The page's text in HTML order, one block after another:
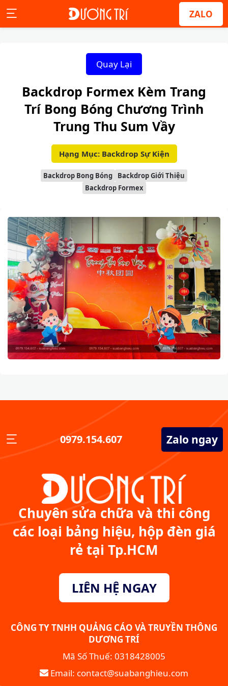
ZALO
Quay Lại
Backdrop Formex Kèm Trang
Trí Bong Bóng Chương Trình
Trung Thu Sum Vầy
Hạng Mục: Backdrop Sự Kiện
Backdrop Bong Bóng
Backdrop Giới Thiệu
Backdrop Formex
0979.154.607 Zalo ngay
Chuyên sửa chữa và thi công
các loại bảng hiệu, hộp đèn giá
rẻ tại Tp.HCM
LIÊN HỆ NGAY
CÔNG TY TNHH QUẢNG CÁO VÀ TRUYỀN THÔNG
DƯƠNG TRÍ
Mã Số Thuế: 0318428005
Email: contact@suabanghieu.com